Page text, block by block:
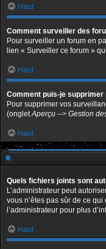
Haut
Comment surveiller des
Pour surveiller un forum en
lien « Surveiller ce forum »
Haut
Comment puis-je
Pour supprimer vos
(ongletAperçu --> Gestion
Haut
Quels fichiers joints sont
L’administrateur peut
vous n’êtes pas sûr de ce
l’administrateur pour plus
Haut